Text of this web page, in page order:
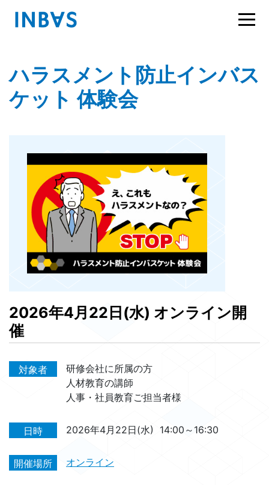
ハラスメント防止インバス
ケット 体験会
2026年4月22日(水) オンライン開
催
対象者
研修会社に所属の方
人材教育の講師
人事・社員教育ご担当者様
日時 2026年4月22日(水) 14:00～16:30
開催場所 オンライン